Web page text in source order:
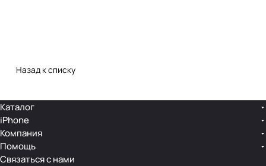
Назад к списку
Каталог
iPhone
Компания
Помощь
Связаться с нами